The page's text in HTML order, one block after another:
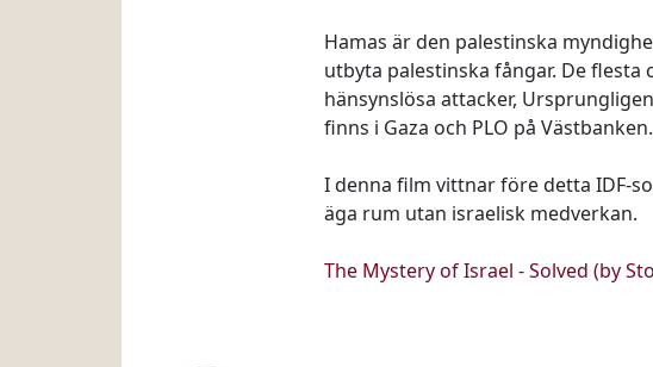
Hamas är den palestinska
utbyta palestinska fångar. De
hänsynslösa attacker,
finns i Gaza och PLO på Västbanken.
I denna film vittnar före detta IDF-
äga rum utan israelisk medverkan.
The Mystery of Israel - Solved (by